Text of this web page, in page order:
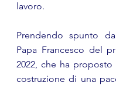
lavoro.
Prendendo spunto
Papa Francesco del
2022, che ha
costruzione di una